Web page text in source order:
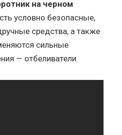
на черном
условно безопасные,
средства, а также
сильные
— отбеливатели.